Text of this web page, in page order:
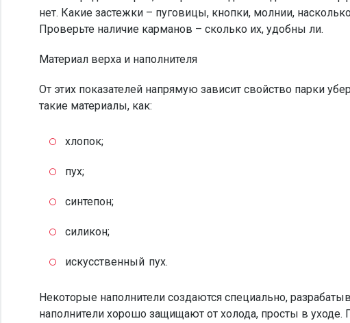
нет. Какие застежки – пуговицы, кнопки, молнии,
Проверьте наличие карманов – сколько их, удобны ли.
Материал верха и наполнителя
От этих показателей напрямую зависит свойство парки
такие материалы, как:
хлопок;
пух;
синтепон;
силикон;
искусственный пух.
Некоторые наполнители создаются специально,
наполнители хорошо защищают от холода, просты в